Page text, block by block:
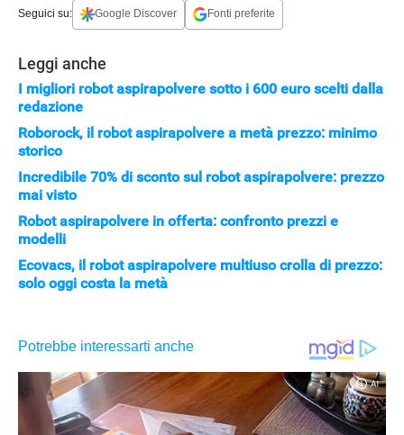
OFFERTE
Seguici su: Google Discover Fonti preferite
Leggi anche
I migliori robot aspirapolvere sotto i 600 euro scelti dalla
redazione
Roborock, il robot aspirapolvere a metà prezzo: minimo
storico
Incredibile 70% di sconto sul robot aspirapolvere: prezzo
mai visto
Robot aspirapolvere in offerta: confronto prezzi e
modelli
Ecovacs, il robot aspirapolvere multiuso crolla di prezzo:
solo oggi costa la metà